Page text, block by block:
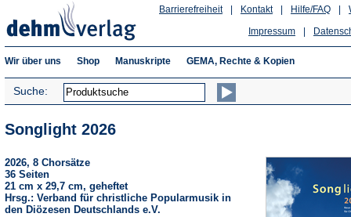
Hilfe/FAQ
Kontakt
Barrierefreiheit
Impressum
Wir über uns Shop Manuskripte GEMA, Rechte & Kopien
Suche:
Songlight 2026
2026, 8 Chorsätze
36 Seiten
21 cm x 29,7 cm, geheftet
Hrsg.: Verband für christliche Popularmusik in
den Diözesen Deutschlands e.V.